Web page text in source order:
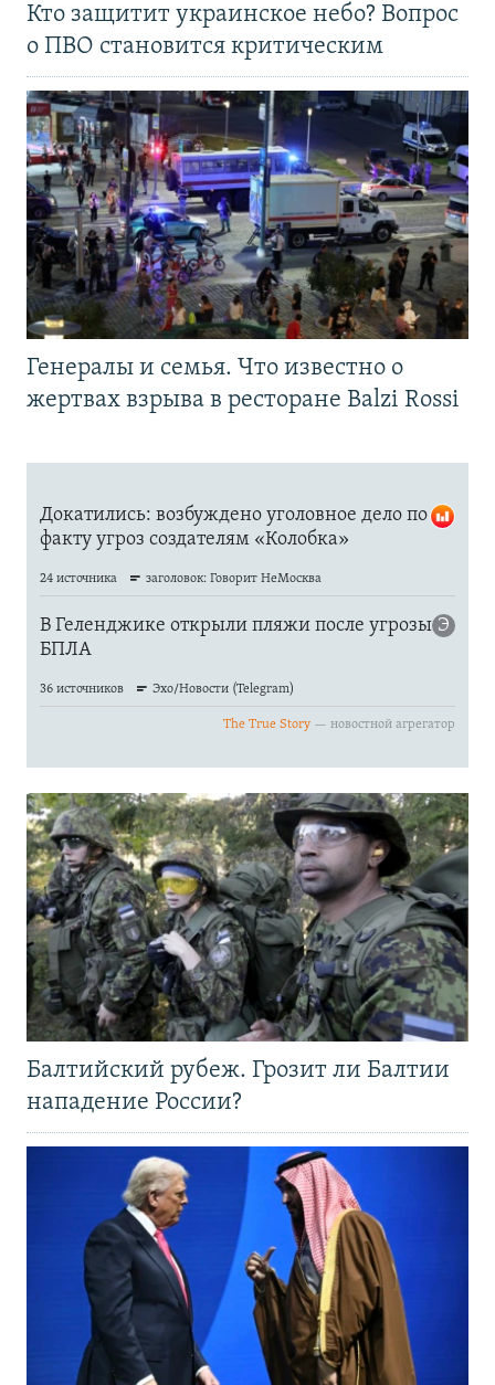
Кто защитит украинское небо? Вопрос
о ПВО становится критическим
Генералы и семья. Что известно о
жертвах взрыва в ресторане Balzi Rossi
Балтийский рубеж. Грозит ли Балтии
нападение России?